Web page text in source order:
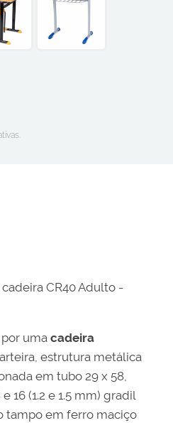
CR40 Adulto -
umacadeira
estrutura metálica
em tubo 29 x 58,
16 (1.2 e 1.5 mm) gradil
tampo em ferro maciço